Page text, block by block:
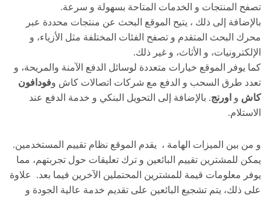
تصفح المنتجات و الخدمات المتاحة بسهولة و سرعة.
بالإضافة إلى ذلك ، يتيح الموقع البحث عن منتجات محددة عبر
محرك البحث المتقدم و تصفح الفئات المختلفة مثل الأزياء، و
الإلكترونيات، و الأثاث، و غير ذلك.
كما يوفر الموقع خيارات متعددة لوسائل الدفع الآمنة والمريحة، و
تعدد طرق السحب و الدفع مع شركات اتصالات كاش وفودافون
كاش و اورنج. بالإضافة إلى التحويل البنكي و خدمة الدفع عند
الاستلام.
و من بين الميزات الهامة ، يقدم الموقع نظام تقييم المستخدمين.
يمكن للمشترين تقييم البائعين و ترك تعليقات حول تجربتهم، مما
يوفر معلومات قيمة للمشترين المحتملين الآخرين فيما بعد. علاوة
على ذلك، يتم تشجيع البائعين على تقديم خدمة عالية الجودة و